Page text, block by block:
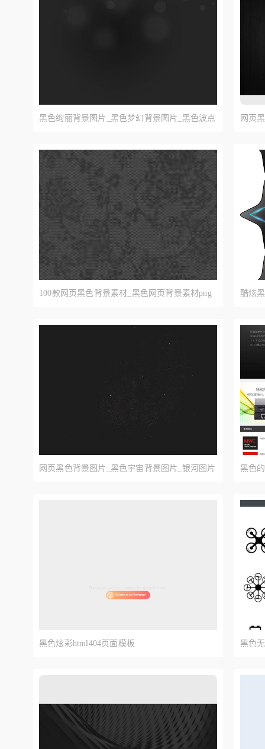
黑色绚丽背景图片_黑色梦幻背景图片_黑色波点 网页
100款网页黑色背景素材_黑色网页背景素材png 酷炫
网页黑色背景图片_黑色宇宙背景图片_银河图片 黑色
黑色炫彩html404页面模板 黑色